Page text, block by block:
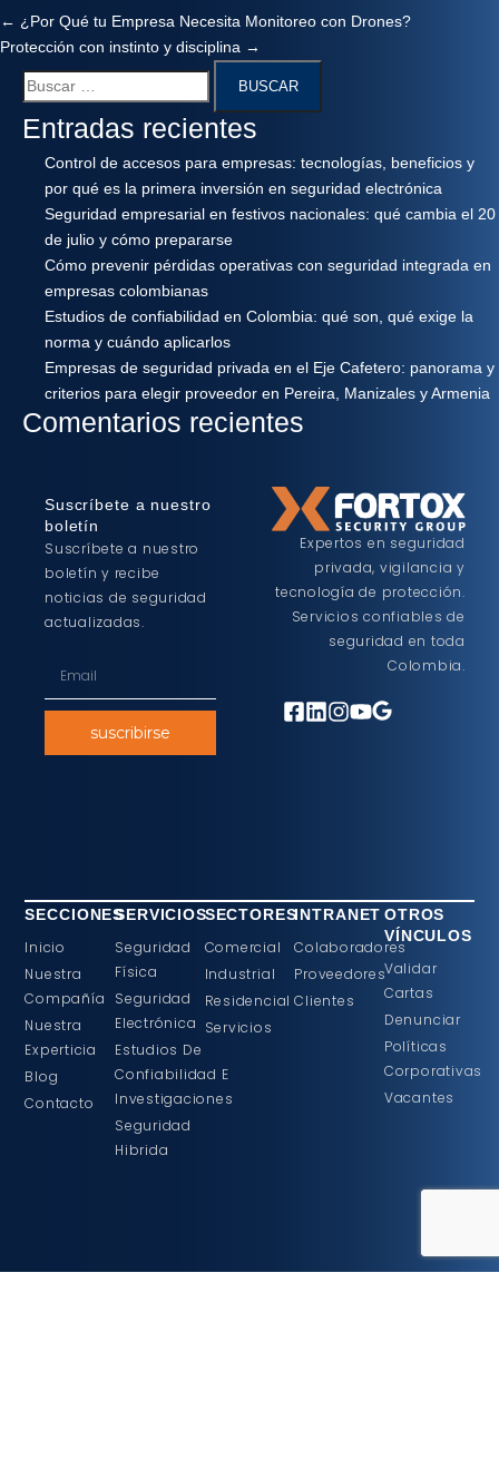
← ¿Por Qué tu Empresa Necesita Monitoreo con Drones?
Protección con instinto y disciplina →
Entradas recientes
Control de accesos para empresas: tecnologías, beneficios y
por qué es la primera inversión en seguridad electrónica
Seguridad empresarial en festivos nacionales: qué cambia el 20
de julio y cómo prepararse
Cómo prevenir pérdidas operativas con seguridad integrada en
empresas colombianas
Estudios de confiabilidad en Colombia: qué son, qué exige la
norma y cuándo aplicarlos
Empresas de seguridad privada en el Eje Cafetero: panorama y
criterios para elegir proveedor en Pereira, Manizales y Armenia
Comentarios recientes
Suscríbete a nuestro
boletín
Suscríbete a nuestro
boletín y recibe
noticias de seguridad
actualizadas.
suscribirse
Expertos en seguridad
privada, vigilancia y
tecnología de protección.
Servicios confiables de
seguridad en toda
Colombia.
SECCIONES
Inicio
Nuestra
Compañía
Nuestra
Experticia
Blog
Contacto
SERVICIOS
Seguridad
Física
Seguridad
Electrónica
Estudios De
Confiabilidad E
Investigaciones
Seguridad
Hibrida
SECTORES
Comercial
Industrial
Residencial
Servicios
INTRANET
Colaboradores
Proveedores
Clientes
OTROS
VÍNCULOS
Validar
Cartas
Denunciar
Políticas
Corporativas
Vacantes